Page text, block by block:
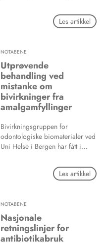
tar opp enkelte av disse
problemstillingene i en egen
kan sendes til redaksjonen.
Les artikkel
NOTABENE
Utprøvende
behandling ved
mistanke om
bivirkninger fra
amalgamfyllinger
Bivirkningsgruppen for
odontologiske biomaterialer ved
Uni Helse i Bergen har fått i
gjennomføre et prosjekt med
utprøvende behandling rettet mot
har sammenheng med
amalgamfyllinger. Formålet med
prosjektet er å få mer kunnskap
om eventuelle forandringer av
Les artikkel
NOTABENE
Nasjonale
retningslinjer for
antibiotikabruk